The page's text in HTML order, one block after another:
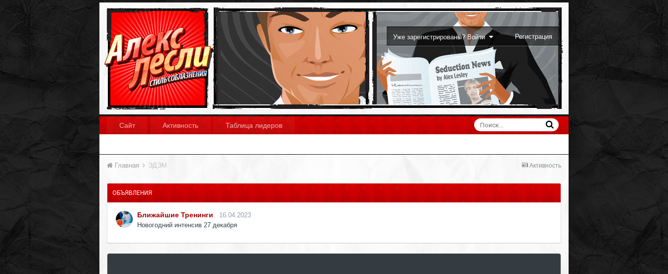
Уже зарегистрированы? Войти Регистрация
Сайт Активность Таблица лидеров
Активность
Главная ЭДЭМ
ОБЪЯВЛЕНИЯ
Ближайшие Тренинги
16.04.2023
Новогодний интенсив 27 декабря